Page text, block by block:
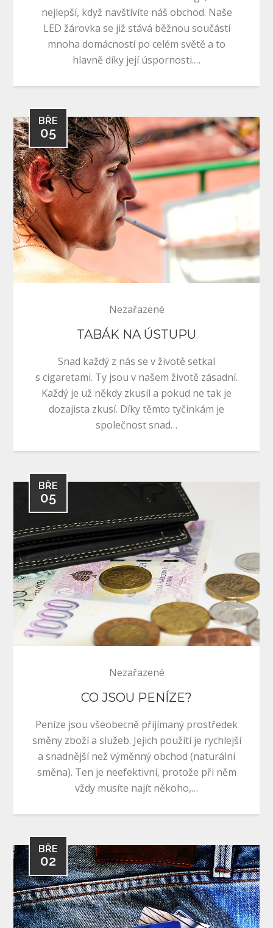
nejlepší, když navštívíte náš obchod. Naše
LED žárovka se již stává běžnou součástí
mnoha domácností po celém světě a to
hlavně díky její úspornosti.…
BŘE
05
Nezařazené
TABÁK NA ÚSTUPU
Snad každý z nás se v životě setkal
s cigaretami. Ty jsou v našem životě zásadní.
Každý je už někdy zkusil a pokud ne tak je
dozajista zkusí. Díky těmto tyčinkám je
společnost snad…
BŘE
05
Nezařazené
CO JSOU PENÍZE?
Peníze jsou všeobecně přijímaný prostředek
směny zboží a služeb. Jejich použití je rychlejší
a snadnější než výměnný obchod (naturální
směna). Ten je neefektivní, protože při něm
vždy musíte najít někoho,…
BŘE
02